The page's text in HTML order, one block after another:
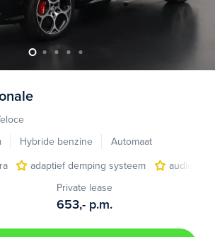
Hybride benzine
Automaat
adaptief demping systeem
audio
Private lease
653,- p.m.